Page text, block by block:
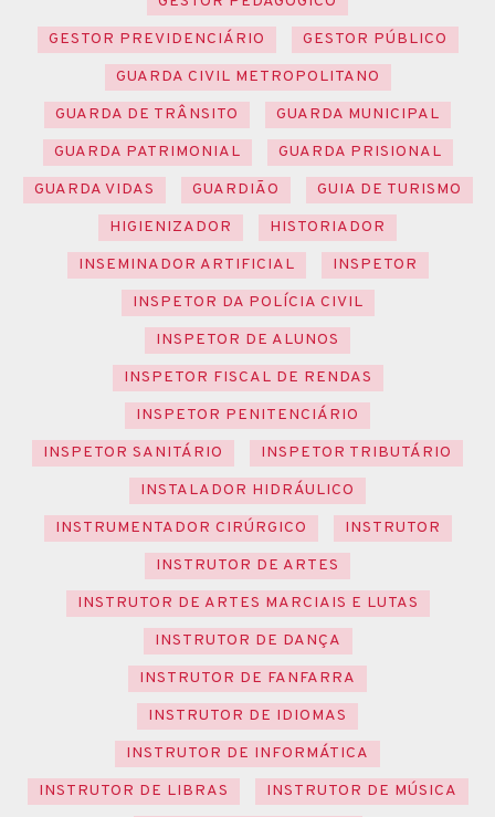
GESTOR PREVIDENCIÁRIO
GESTOR PÚBLICO
GUARDA CIVIL METROPOLITANO
GUARDA DE TRÂNSITO
GUARDA MUNICIPAL
GUARDA PATRIMONIAL
GUARDA PRISIONAL
GUARDA VIDAS
GUARDIÃO
GUIA DE TURISMO
HIGIENIZADOR
HISTORIADOR
INSEMINADOR ARTIFICIAL
INSPETOR
INSPETOR DA POLÍCIA CIVIL
INSPETOR DE ALUNOS
INSPETOR FISCAL DE RENDAS
INSPETOR PENITENCIÁRIO
INSPETOR SANITÁRIO
INSPETOR TRIBUTÁRIO
INSTALADOR HIDRÁULICO
INSTRUMENTADOR CIRÚRGICO
INSTRUTOR
INSTRUTOR DE ARTES
INSTRUTOR DE ARTES MARCIAIS E LUTAS
INSTRUTOR DE DANÇA
INSTRUTOR DE FANFARRA
INSTRUTOR DE IDIOMAS
INSTRUTOR DE INFORMÁTICA
INSTRUTOR DE LIBRAS
INSTRUTOR DE MÚSICA